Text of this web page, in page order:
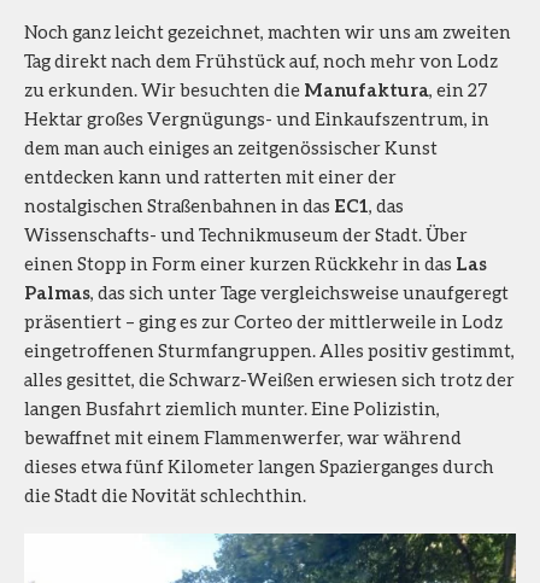
Noch ganz leicht gezeichnet, machten wir uns am zweiten
Tag direkt nach dem Frühstück auf, noch mehr von Lodz
zu erkunden. Wir besuchten die Manufaktura, ein 27
Hektar großes Vergnügungs- und Einkaufszentrum, in
dem man auch einiges an zeitgenössischer Kunst
entdecken kann und ratterten mit einer der
nostalgischen Straßenbahnen in das EC1, das
Wissenschafts- und Technikmuseum der Stadt. Über
einen Stopp in Form einer kurzen Rückkehr in das Las
Palmas, das sich unter Tage vergleichsweise unaufgeregt
präsentiert – ging es zur Corteo der mittlerweile in Lodz
eingetroffenen Sturmfangruppen. Alles positiv gestimmt,
alles gesittet, die Schwarz-Weißen erwiesen sich trotz der
langen Busfahrt ziemlich munter. Eine Polizistin,
bewaffnet mit einem Flammenwerfer, war während
dieses etwa fünf Kilometer langen Spazierganges durch
die Stadt die Novität schlechthin.